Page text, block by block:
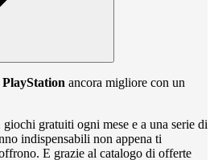
PlayStation ancora migliore con un
gratuiti ogni mese e a una serie di
indispensabili non appena ti
E grazie al catalogo di offerte